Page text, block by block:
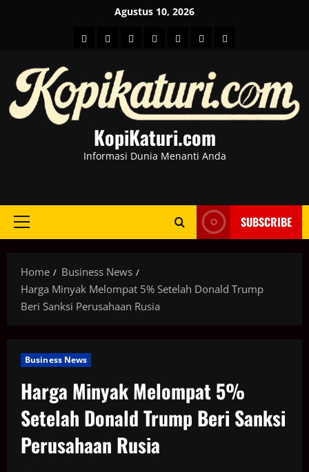
Agustus 10, 2026
HOMEBeritahot
BusinessKesehatan
SportEntertainment
KopiKaturi.com
Informasi Dunia Menanti Anda
Primary
SUBSCRIBE
Home
Business News
Harga Minyak Melompat 5% Setelah Donald Trump
Beri Sanksi Perusahaan Rusia
Business News
Harga Minyak Melompat 5%
Setelah Donald Trump Beri Sanksi
Perusahaan Rusia